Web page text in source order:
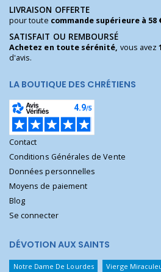
LIVRAISON OFFERTE
pour toute commande supérieure à 58
SATISFAIT OU REMBOURSÉ
Achetez en toute sérénité, vous avez
d'avis.
LA BOUTIQUE DES CHRÉTIENS
Contact
Conditions Générales de Vente
Données personnelles
Moyens de paiement
Blog
Se connecter
DÉVOTION AUX SAINTS
Notre Dame De Lourdes Vierge